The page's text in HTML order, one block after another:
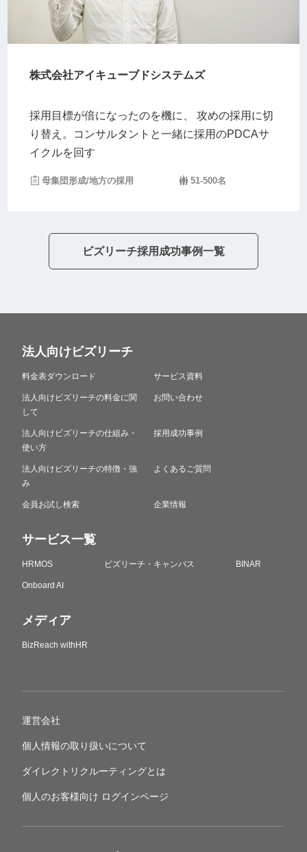
株式会社アイキューブドシステムズ
採用目標が倍になったのを機に、 攻めの採用に切
り替え。コンサルタントと一緒に採用のPDCAサ
イクルを回す
母集団形成/地方の採用 51-500名
ビズリーチ採用成功事例一覧
法人向けビズリーチ
料金表ダウンロード
法人向けビズリーチの料金に関
して
法人向けビズリーチの仕組み・
使い方
法人向けビズリーチの特徴・強
み
会員お試し検索
サービス資料
お問い合わせ
採用成功事例
よくあるご質問
企業情報
サービス一覧
HRMOS ビズリーチ・キャンパス BINAR
Onboard AI
メディア
BizReach withHR
運営会社
個人情報の取り扱いについて
ダイレクトリクルーティングとは
個人のお客様向け ログインページ